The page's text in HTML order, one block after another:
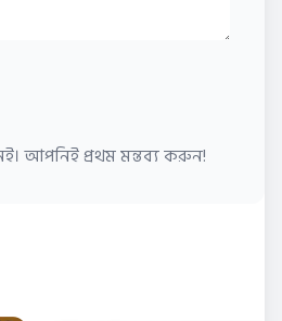
আপনিই প্রথম মন্তব্য করুন!